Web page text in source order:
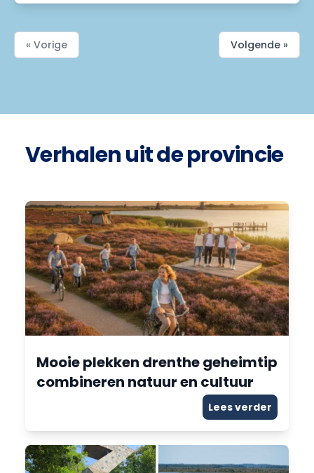
« Vorige Volgende »
Verhalen uit de provincie
Mooie plekken drenthe geheimtip
combineren natuur en cultuur
Lees verder